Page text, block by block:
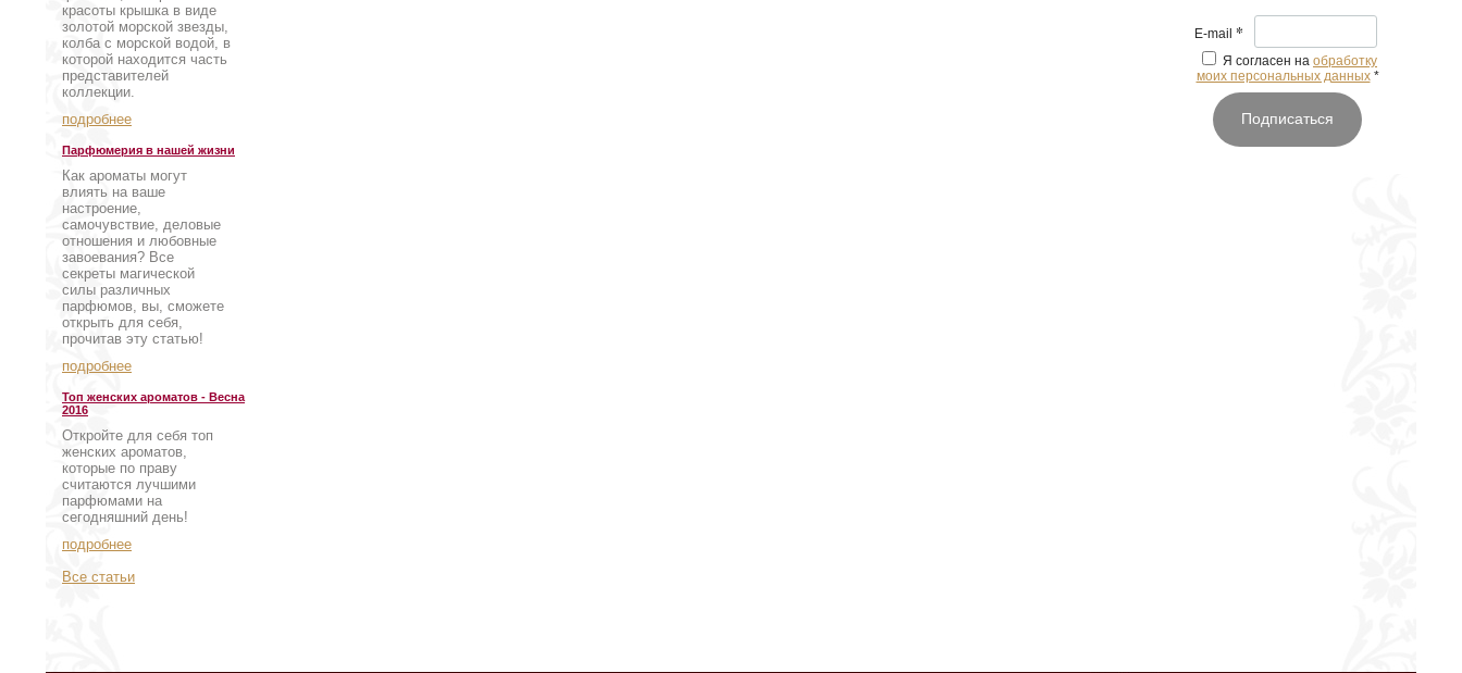
красоты крышка в виде
золотой морской звезды,
колба с морской водой, в
которой находится часть
представителей
коллекции.
подробнее
Парфюмерия в нашей жизни
Как ароматы могут
влиять на ваше
настроение,
самочувствие, деловые
отношения и любовные
завоевания? Все
секреты магической
силы различных
парфюмов, вы, сможете
открыть для себя,
прочитав эту статью!
подробнее
Топ женских ароматов - Весна
2016
Откройте для себя топ
женских ароматов,
которые по праву
считаются лучшими
парфюмами на
сегодняшний день!
подробнее
Все статьи
E-mail *
Я согласен на обработку
моих персональных данных *
Подписаться